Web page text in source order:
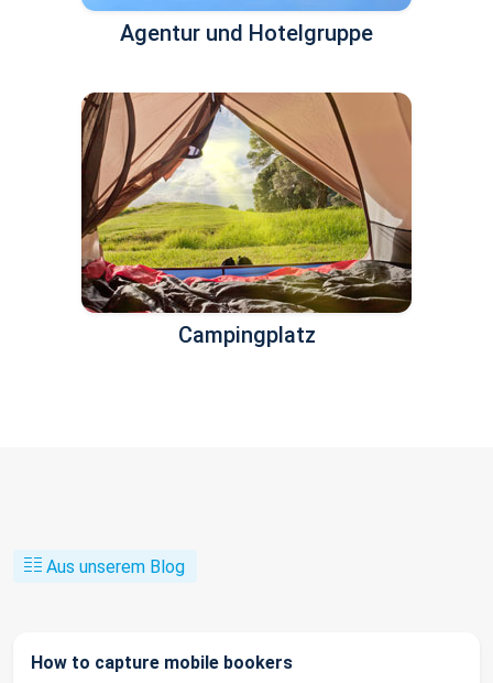
Agentur und Hotelgruppe
Campingplatz
Aus unserem Blog
How to capture mobile bookers